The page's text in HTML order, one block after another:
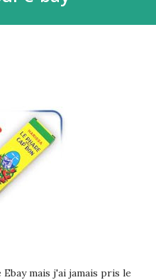
mais j'ai jamais pris le